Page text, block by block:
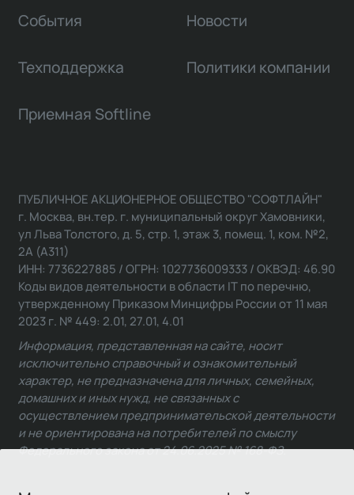
События Новости
Техподдержка Политики компании
Приемная Softline
ПУБЛИЧНОЕ АКЦИОНЕРНОЕ ОБЩЕСТВО "СОФТЛАЙН"
г. Москва, вн.тер. г. муниципальный округ Хамовники,
ул Льва Толстого, д. 5, стр. 1, этаж 3, помещ. 1, ком. №2,
2А (А311)
ИНН: 7736227885 / ОГРН: 1027736009333 / ОКВЭД: 46.90
Коды видов деятельности в области IT по перечню,
утвержденному Приказом Минцифры России от 11 мая
2023 г. № 449: 2.01, 27.01, 4.01
Информация, представленная на сайте, носит
исключительно справочный и ознакомительный
характер, не предназначена для личных, семейных,
домашних и иных нужд, не связанных с
осуществлением предпринимательской деятельности
и не ориентирована на потребителей по смыслу
Федерального закона от 24.06.2025 № 168-ФЗ.